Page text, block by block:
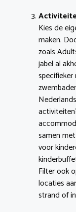
Kies de
maken.
zoals
jabel al
samen
voor
Filter ook
locaties
strand of